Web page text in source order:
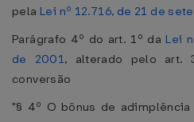
pela Lei nº 12.716, de 21 de
Parágrafo 4º do art. 1º da Lei
de 2001, alterado pelo art.
conversão
"§ 4º O bônus de